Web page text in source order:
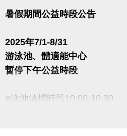
暑假期間公益時段公告
2025年7/1-8/31
游泳池、體適能中心
暫停下午公益時段
※泳池清場時段10:00-10:30